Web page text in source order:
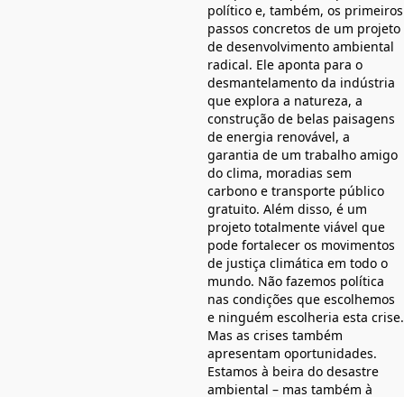
político e, também, os primeiros
passos concretos de um projeto
de desenvolvimento ambiental
radical. Ele aponta para o
desmantelamento da indústria
que explora a natureza, a
construção de belas paisagens
de energia renovável, a
garantia de um trabalho amigo
do clima, moradias sem
carbono e transporte público
gratuito. Além disso, é um
projeto totalmente viável que
pode fortalecer os movimentos
de justiça climática em todo o
mundo. Não fazemos política
nas condições que escolhemos
e ninguém escolheria esta crise.
Mas as crises também
apresentam oportunidades.
Estamos à beira do desastre
ambiental – mas também à